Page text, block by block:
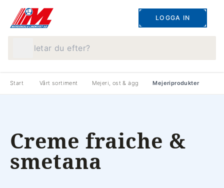
LOGGA IN
Start Vårt sortiment Mejeri, ost & ägg Mejeriprodukter
Creme fraiche &
smetana